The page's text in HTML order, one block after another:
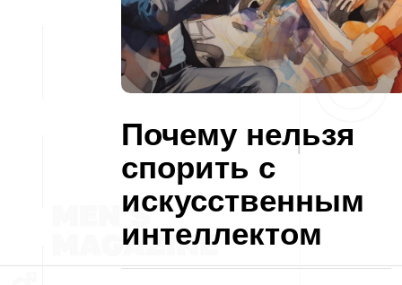
Почему нельзя
спорить с
искусственным
интеллектом